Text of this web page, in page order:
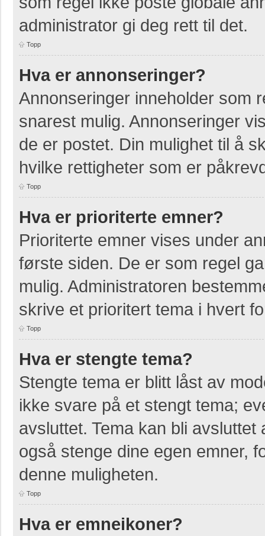
administrator gi deg rett til det.
Topp
Hva er annonseringer?
Annonseringer inneholder som
snarest mulig. Annonseringer
de er postet. Din mulighet til å
hvilke rettigheter som er
Topp
Hva er prioriterte emner?
Prioriterte emner vises under
første siden. De er som regel
mulig. Administratoren
skrive et prioritert tema i hvert
Topp
Hva er stengte tema?
Stengte tema er blitt låst av
ikke svare på et stengt tema;
avsluttet. Tema kan bli
også stenge dine egen emner,
denne muligheten.
Topp
Hva er emneikoner?